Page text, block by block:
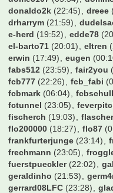
donaldo2k (22:45) dreee
drharrym (21:59)
e-herd (19:52) edde78
el-barto71 (20:01) eltren
erwin (17:49) eugen
fabs512 (23:59) fair2you
fcb777 (22:26) fcb_fabi
fcbmark (06:04)
fctunnel (23:05)
fischerch (19:03)
flo200000 (18:27) flo87
frankfurterjunge (23:14)
frechmann (23:05)
fuerstpueckler(22:02)
geraldinho (21:53)
gerrard08LFC (23:28)